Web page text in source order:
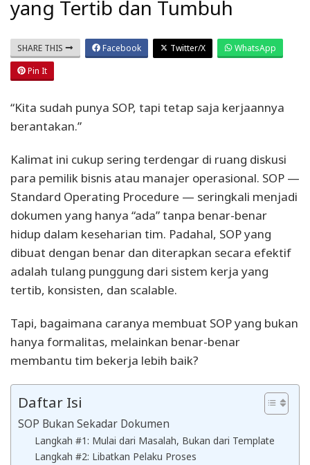
yang Tertib dan Tumbuh
SHARE THIS Facebook Twitter/X
WhatsApp
Pin It
“Kita sudah punya SOP, tapi tetap saja kerjaannya
berantakan.”
Kalimat ini cukup sering terdengar di ruang diskusi
para pemilik bisnis atau manajer operasional. SOP —
Standard Operating Procedure — seringkali menjadi
dokumen yang hanya “ada” tanpa benar-benar
hidup dalam keseharian tim. Padahal, SOP yang
dibuat dengan benar dan diterapkan secara efektif
adalah tulang punggung dari sistem kerja yang
tertib, konsisten, dan scalable.
Tapi, bagaimana caranya membuat SOP yang bukan
hanya formalitas, melainkan benar-benar
membantu tim bekerja lebih baik?
Daftar Isi
SOP Bukan Sekadar Dokumen
Langkah #1: Mulai dari Masalah, Bukan dari Template
Langkah #2: Libatkan Pelaku Proses